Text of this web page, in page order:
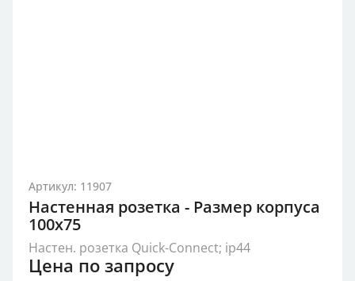
Артикул: 11907
Настенная розетка - Размер корпуса
100x75
Настен. розетка Quick-Connect; ip44
Цена по запросу